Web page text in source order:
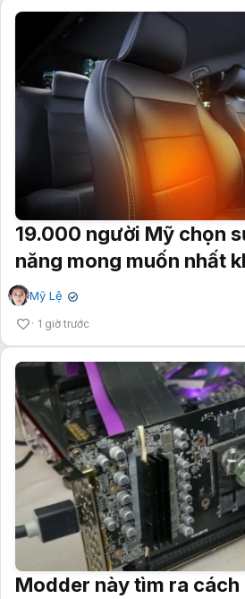
19.000 người Mỹ chọn
năng mong muốn nhất
Mỹ Lệ ✔
1 giờ trước
Modder này tìm ra cách